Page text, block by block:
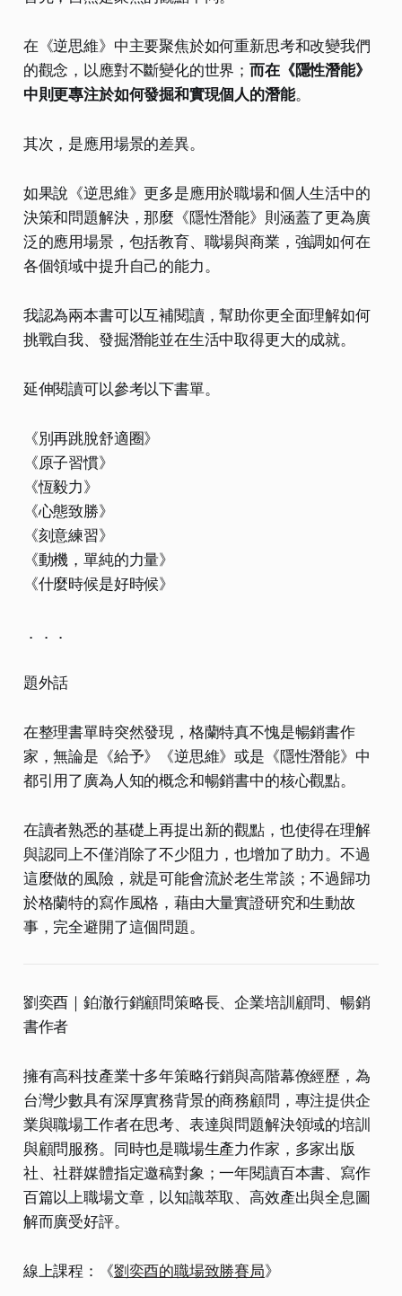
在《逆思維》中主要聚焦於如何重新思考和改變我們
的觀念，以應對不斷變化的世界；而在《隱性潛能》
中則更專注於如何發掘和實現個人的潛能。
其次，是應用場景的差異。
如果說《逆思維》更多是應用於職場和個人生活中的
決策和問題解決，那麼《隱性潛能》則涵蓋了更為廣
泛的應用場景，包括教育、職場與商業，強調如何在
各個領域中提升自己的能力。
我認為兩本書可以互補閱讀，幫助你更全面理解如何
挑戰自我、發掘潛能並在生活中取得更大的成就。
延伸閱讀可以參考以下書單。
《別再跳脫舒適圈》
《原子習慣》
《恆毅力》
《心態致勝》
《刻意練習》
《動機，單純的力量》
《什麼時候是好時候》
．．．
題外話
在整理書單時突然發現，格蘭特真不愧是暢銷書作
家，無論是《給予》《逆思維》或是《隱性潛能》中
都引用了廣為人知的概念和暢銷書中的核心觀點。
在讀者熟悉的基礎上再提出新的觀點，也使得在理解
與認同上不僅消除了不少阻力，也增加了助力。不過
這麼做的風險，就是可能會流於老生常談；不過歸功
於格蘭特的寫作風格，藉由大量實證研究和生動故
事，完全避開了這個問題。
劉奕酉｜鉑澈行銷顧問策略長、企業培訓顧問、暢銷
書作者
擁有高科技產業十多年策略行銷與高階幕僚經歷，為
台灣少數具有深厚實務背景的商務顧問，專注提供企
業與職場工作者在思考、表達與問題解決領域的培訓
與顧問服務。同時也是職場生產力作家，多家出版
社、社群媒體指定邀稿對象；一年閱讀百本書、寫作
百篇以上職場文章，以知識萃取、高效產出與全息圖
解而廣受好評。
線上課程：《劉奕酉的職場致勝賽局》